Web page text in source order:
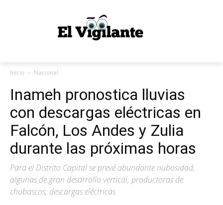
Inicio Nacional
Inameh pronostica lluvias
con descargas eléctricas en
Falcón, Los Andes y Zulia
durante las próximas horas
Para el Distrito Capital se prevé abundante nubosidad,
algunas de gran desarrollo vertical, productoras de
chubascos, descargas eléctricas